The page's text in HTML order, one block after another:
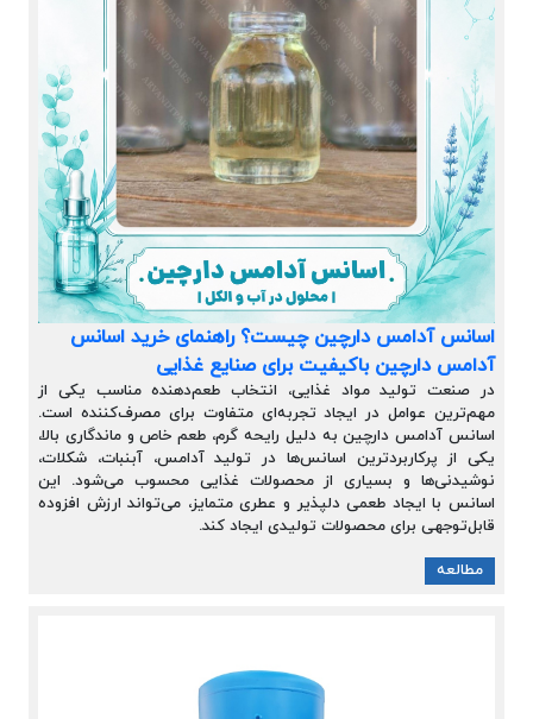
اسانس آدامس دارچین چیست؟ راهنمای خرید اسانس
آدامس دارچین باکیفیت برای صنایع غذایی
در صنعت تولید مواد غذایی، انتخاب طعم‌دهنده مناسب یکی از
مهم‌ترین عوامل در ایجاد تجربه‌ای متفاوت برای مصرف‌کننده است.
اسانس آدامس دارچین به دلیل رایحه گرم، طعم خاص و ماندگاری بالا،
یکی از پرکاربردترین اسانس‌ها در تولید آدامس، آبنبات، شکلات،
نوشیدنی‌ها و بسیاری از محصولات غذایی محسوب می‌شود. این
اسانس با ایجاد طعمی دلپذیر و عطری متمایز، می‌تواند ارزش افزوده
قابل‌توجهی برای محصولات تولیدی ایجاد کند.
مطالعه